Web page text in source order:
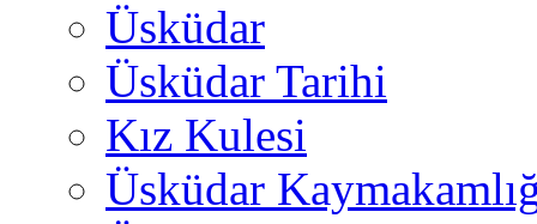
Üsküdar
Üsküdar Tarihi
Kız Kulesi
Üsküdar